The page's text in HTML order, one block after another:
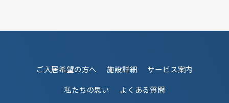
ご入居希望の方へ 施設詳細
サービス案内
私たちの思い
よくある質問